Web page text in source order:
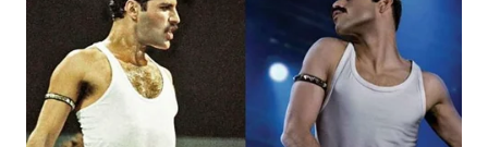
TANJUNG
WN
KARO